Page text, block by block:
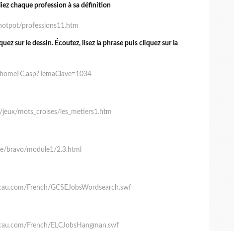
chaque profession à sa définition
professions11.htm
sur le dessin. Écoutez, lisez la phrase puis cliquez sur la
mots_croises/les_metiers1.htm
bravo/module1/2.3.html
French/GCSEJobsWordsearch.swf
French/ELCJobsHangman.swf